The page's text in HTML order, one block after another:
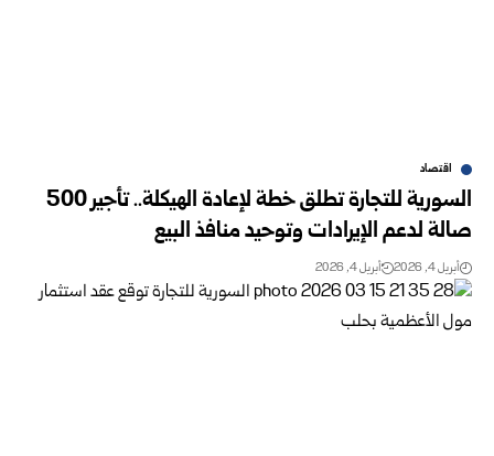
اقتصاد
السورية للتجارة تطلق خطة لإعادة الهيكلة.. تأجير 500
صالة لدعم الإيرادات وتوحيد منافذ البيع
أبريل 4, 2026 أبريل 4, 2026